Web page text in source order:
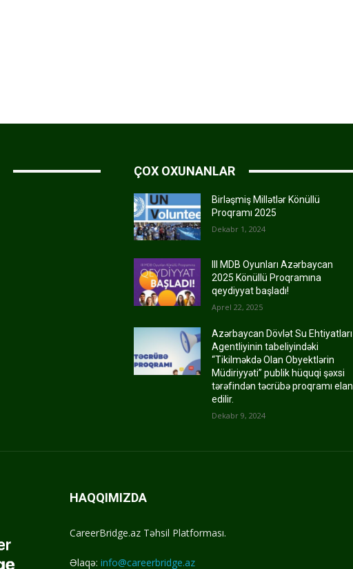
ÇOX OXUNANLAR
Birləşmiş Millətlər Könüllü
Proqramı 2025
Dekabr 1, 2024
III MDB Oyunları Azərbaycan
2025 Könüllü Proqramına
qeydiyyat başladı!
Aprel 22, 2025
Azərbaycan Dövlət Su Ehtiyatları
Agentliyinin tabeliyindəki
“Tikilməkdə Olan Obyektlərin
Müdiriyyəti” publik hüquqi şəxsi
tərəfindən təcrübə proqramı elan
edilir.
Dekabr 9, 2024
HAQQIMIZDA
CareerBridge.az Təhsil Platforması.
Əlaqə: info@careerbridge.az